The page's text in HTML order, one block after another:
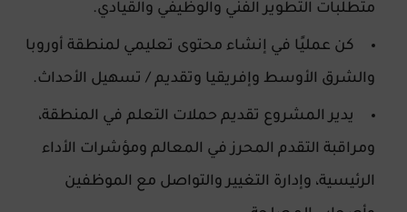
متطلبات التطوير الفني والوظيفي والقيادي.
كن عمليًا في إنشاء محتوى تعليمي لمنطقة أوروبا
والشرق الأوسط وإفريقيا وتقديم / تسهيل الأحداث.
يدير المشروع تقديم حملات التعلم في المنطقة،
ومراقبة التقدم المحرز في المعالم ومؤشرات الأداء
الرئيسية، وإدارة التغيير والتواصل مع الموظفين